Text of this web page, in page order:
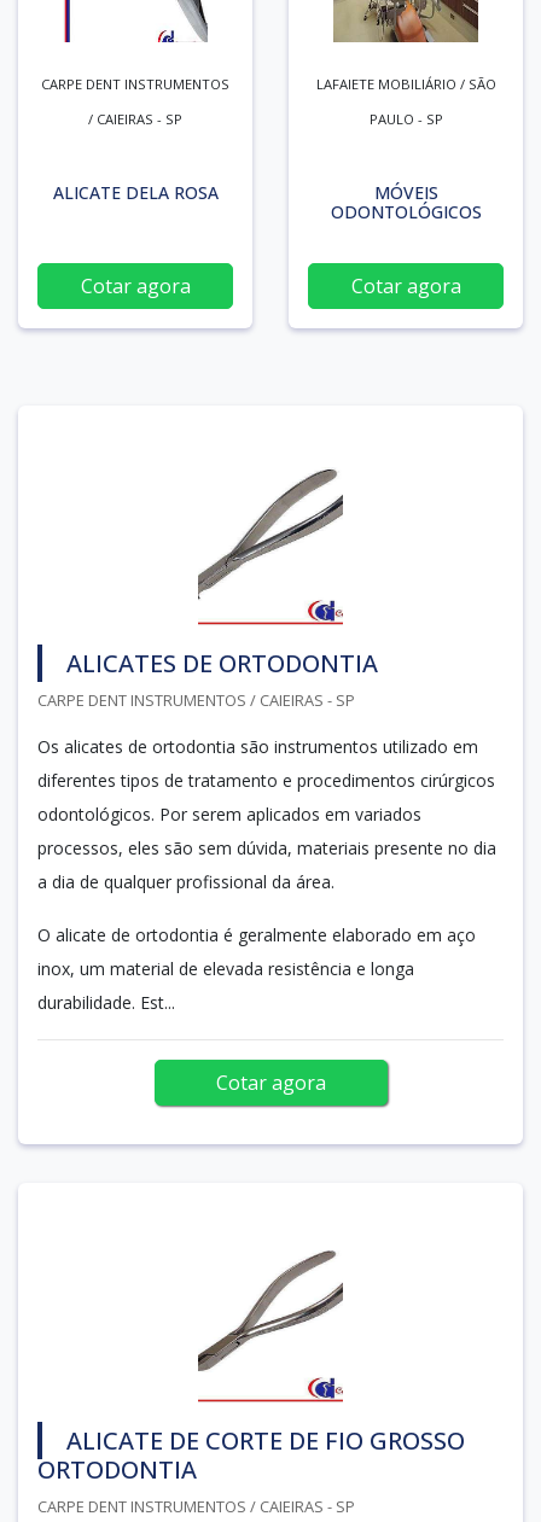
CARPE DENT INSTRUMENTOS
/ CAIEIRAS - SP
ALICATE DELA ROSA
Cotar agora
LAFAIETE MOBILIÁRIO / SÃO
PAULO - SP
MÓVEIS
ODONTOLÓGICOS
Cotar agora
ALICATES DE ORTODONTIA
CARPE DENT INSTRUMENTOS / CAIEIRAS - SP
Os alicates de ortodontia são instrumentos utilizado em
diferentes tipos de tratamento e procedimentos cirúrgicos
odontológicos. Por serem aplicados em variados
processos, eles são sem dúvida, materiais presente no dia
a dia de qualquer profissional da área.
O alicate de ortodontia é geralmente elaborado em aço
inox, um material de elevada resistência e longa
durabilidade. Est...
Cotar agora
ALICATE DE CORTE DE FIO GROSSO
ORTODONTIA
CARPE DENT INSTRUMENTOS / CAIEIRAS - SP